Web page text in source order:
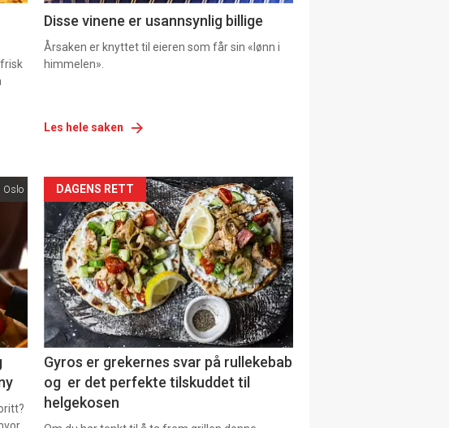
Disse vinene er usannsynlig billige
Årsaken er knyttet til eieren som får sin «lønn i
himmelen».
Les hele saken
Forsiden
akkurat
nå
-
6
DAGENS RETT
Gyros er grekernes svar på rullekebab
og er det perfekte tilskuddet til
helgekosen